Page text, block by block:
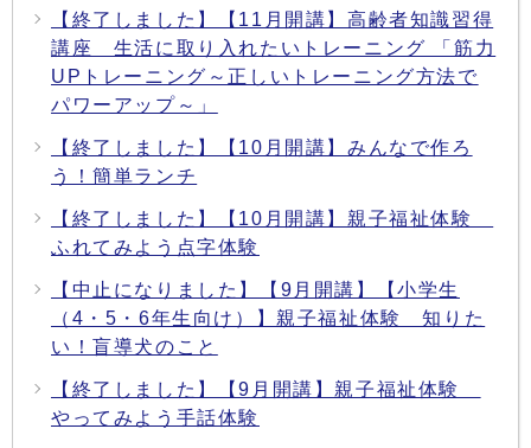
【終了しました】【11月開講】高齢者知識習得
講座 生活に取り入れたいトレーニング 「筋力
UPトレーニング～正しいトレーニング方法で
パワーアップ～」
【終了しました】【10月開講】みんなで作ろ
う！簡単ランチ
【終了しました】【10月開講】親子福祉体験
ふれてみよう点字体験
【中止になりました】【9月開講】【小学生
（4・5・6年生向け）】親子福祉体験 知りた
い！盲導犬のこと
【終了しました】【9月開講】親子福祉体験
やってみよう手話体験